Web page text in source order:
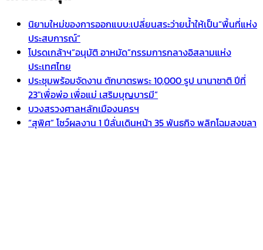
นิยามใหม่ของการออกแบบ:เปลี่ยนสระว่ายน้ำให้เป็น“พื้นที่แห่ง
ประสบการณ์”
โปรดเกล้าฯ”อนุมัติ อาหมัด”กรรมการกลางอิสลามแห่ง
ประเทศไทย
ประชุมพร้อมจัดงาน ตักบาตรพระ 10,000 รูป นานาชาติ ปีที่
23″เพื่อพ่อ เพื่อแม่ เสริมบุญบารมี”
บวงสรวงศาลหลักเมืองนครฯ
“สุพิศ” โชว์ผลงาน 1 ปีลั่นเดินหน้า 35 พันธกิจ พลิกโฉมสงขลา